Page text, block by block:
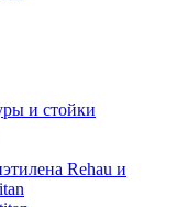
и стойки
Rehau и